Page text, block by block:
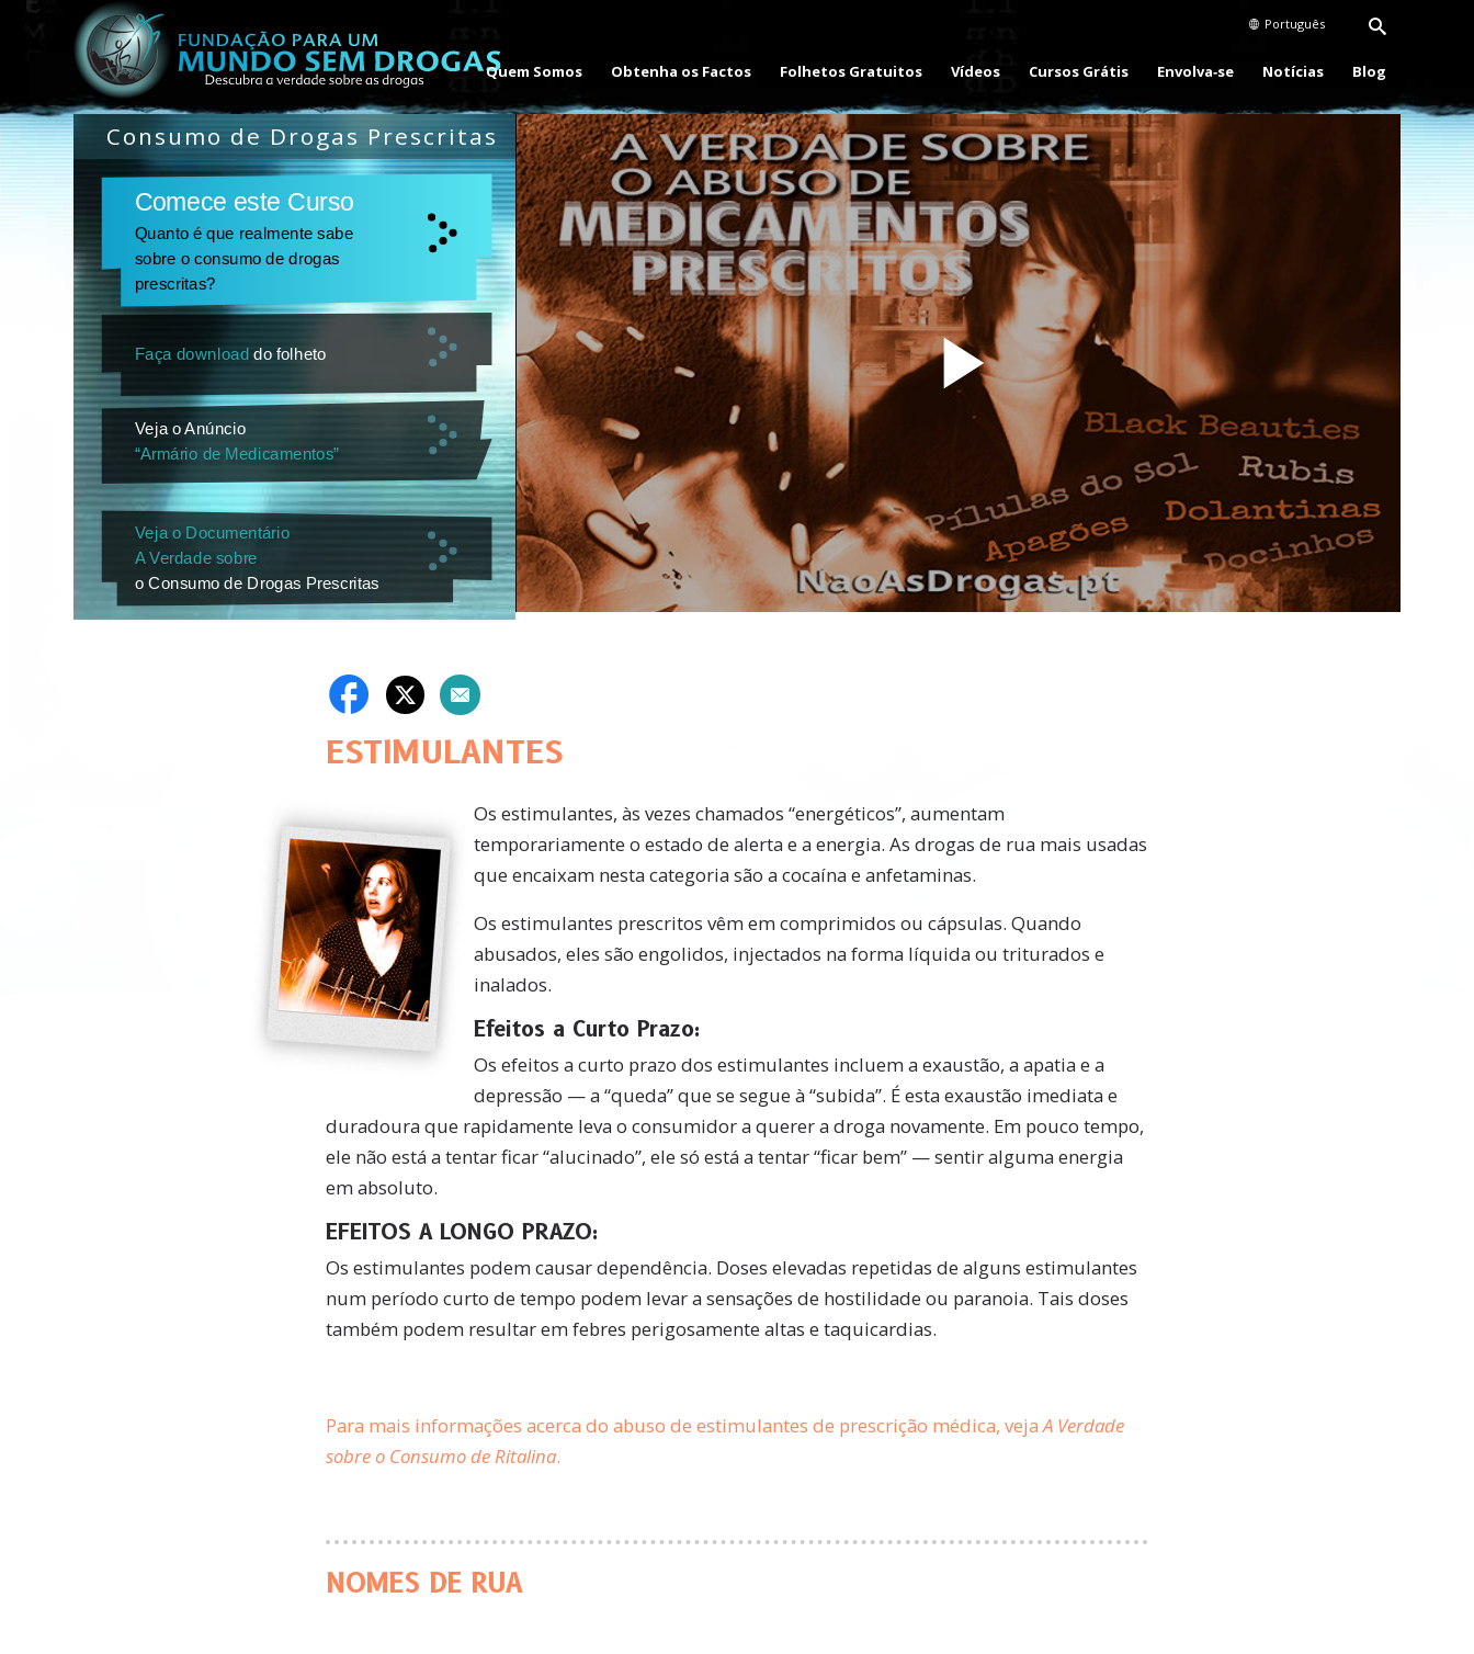
Português
Quem Somos Obtenha os Factos Folhetos Gratuitos Vídeos Cursos Grátis Envolva‑se Notícias Blog
Play
Video
Consumo de Drogas Prescritas
Comece este Curso
Quanto é que realmente sabe
sobre o consumo de drogas
prescritas?
Faça downloaddo folheto
Veja o Anúncio
“Armário de Medicamentos”
Veja o Documentário
A Verdade sobre
o Consumo de Drogas Prescritas
ESTIMULANTES
Os estimulantes, às vezes chamados “energéticos”, aumentam
temporariamente o estado de alerta e a energia. As drogas de rua mais usadas
que encaixam nesta categoria são a cocaína e anfetaminas.
Os estimulantes prescritos vêm em comprimidos ou cápsulas. Quando
abusados, eles são engolidos, injectados na forma líquida ou triturados e
inalados.
Efeitos a Curto Prazo:
Os efeitos a curto prazo dos estimulantes incluem a exaustão, a apatia e a
depressão — a “queda” que se segue à “subida”. É esta exaustão imediata e
duradoura que rapidamente leva o consumidor a querer a droga novamente. Em pouco tempo,
ele não está a tentar ficar “alucinado”, ele só está a tentar “ficar bem” — sentir alguma energia
em absoluto.
EFEITOS A LONGO PRAZO:
Os estimulantes podem causar dependência. Doses elevadas repetidas de alguns estimulantes
num período curto de tempo podem levar a sensações de hostilidade ou paranoia. Tais doses
também podem resultar em febres perigosamente altas e taquicardias.
Para mais informações acerca do abuso de estimulantes de prescrição médica, vejaA Verdade
sobre o Consumo de Ritalina.
NOMES DE RUA